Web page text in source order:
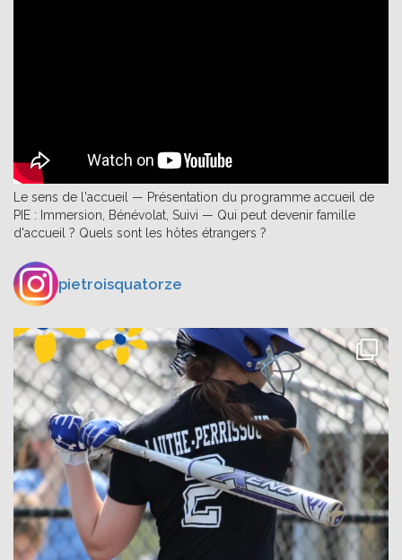
Le sens de l'accueil — Présentation du programme accueil de
PIE : Immersion, Bénévolat, Suivi — Qui peut devenir famille
d'accueil ? Quels sont les hôtes étrangers ?
pietroisquatorze